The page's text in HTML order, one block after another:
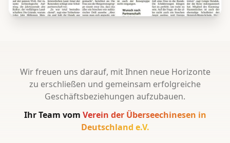
Wir freuen uns darauf, mit Ihnen neue Horizonte
zu erschließen und gemeinsam erfolgreiche
Geschäftsbeziehungen aufzubauen.
Ihr Team vom Verein der Überseechinesen in
Deutschland e.V.